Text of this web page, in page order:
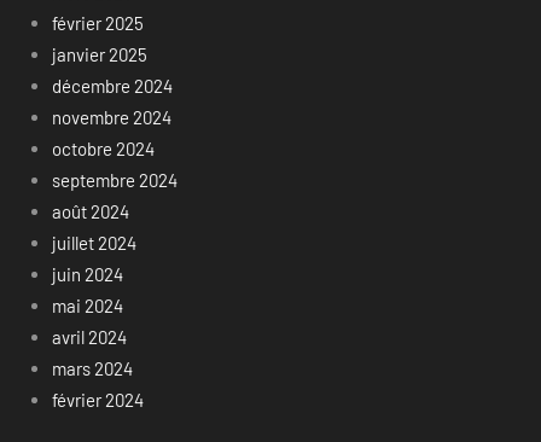
février 2025
janvier 2025
décembre 2024
novembre 2024
octobre 2024
septembre 2024
août 2024
juillet 2024
juin 2024
mai 2024
avril 2024
mars 2024
février 2024